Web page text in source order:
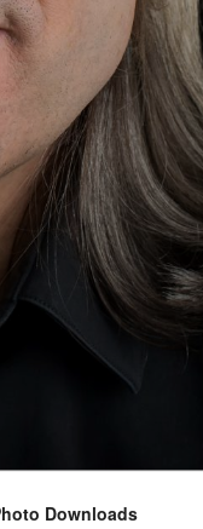
Downloads